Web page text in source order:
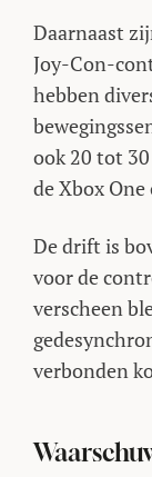
Daarnaast
Joy-Con-
hebben
ook 20 tot
de Xbox One
De drift is
voor de
verscheen
verbonden